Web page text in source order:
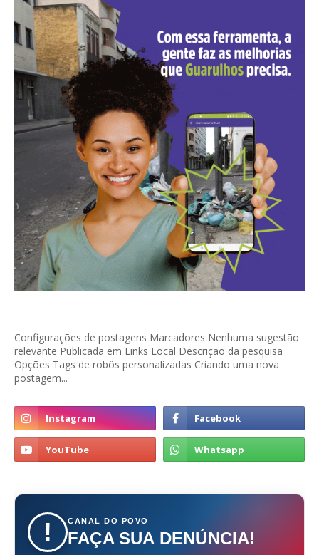
Configurações de postagens Marcadores Nenhuma sugestão
relevante Publicada em Links Local Descrição da pesquisa
Opções Tags de robôs personalizadas Criando uma nova
postagem...
! CANAL DO POVO
FAÇA SUA DENÚNCIA!